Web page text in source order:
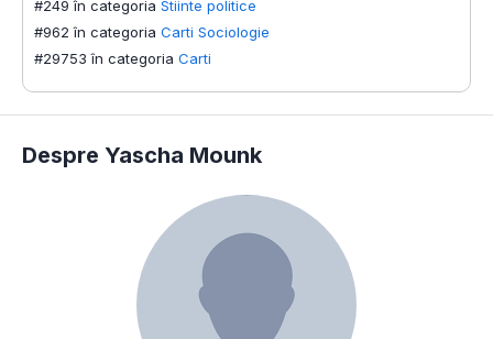
#249 în categoria Stiinte politice
#962 în categoria Carti Sociologie
#29753 în categoria Carti
Despre Yascha Mounk